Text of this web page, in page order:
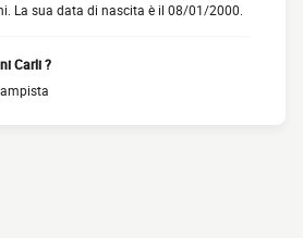
La sua data di nascita è il 08/01/2000.
Carli ?